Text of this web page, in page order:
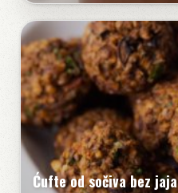
Ćufte od sočiva bez jaja